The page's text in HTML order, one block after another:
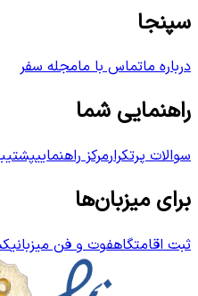
سپنجا
درباره ماتماس با مامجله سفر
راهنمایی شما
سوالات پرتکرارمرکز راهنمایی
برای میزبان‌ها
ثبت اقامتگاهفوت و فن میزبانی